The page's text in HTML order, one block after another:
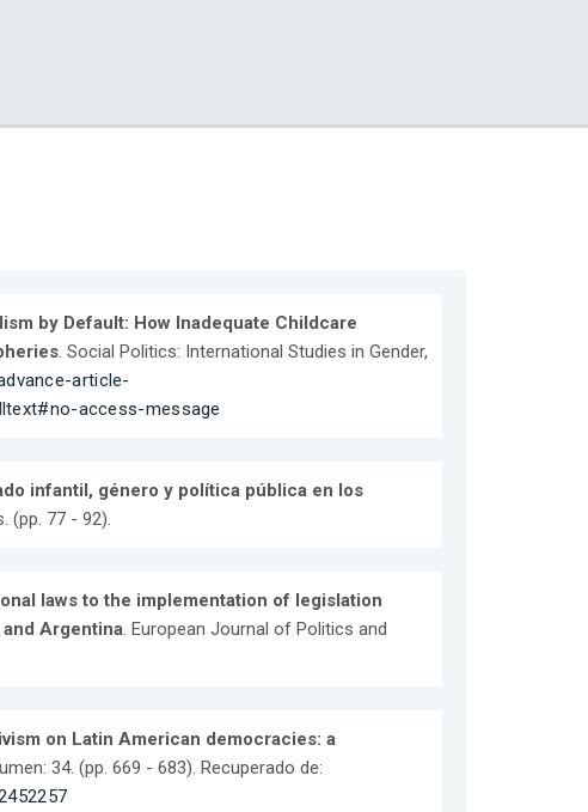
by Default: How Inadequate Childcare
. Social Politics: International Studies in Gender,
article-
access-message
infantil, género y política pública en los
(pp. 77 - 92).
laws to the implementation of legislation
Argentina. European Journal of Politics and
on Latin American democracies: a
34. (pp. 669 - 683). Recuperado de: